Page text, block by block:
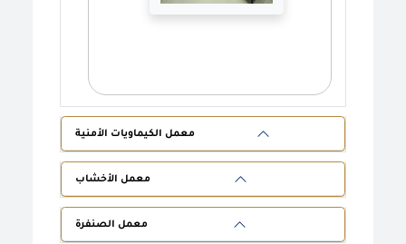
معمل الكيماويات الأمنية
معمل الأخشاب
معمل الصنفرة